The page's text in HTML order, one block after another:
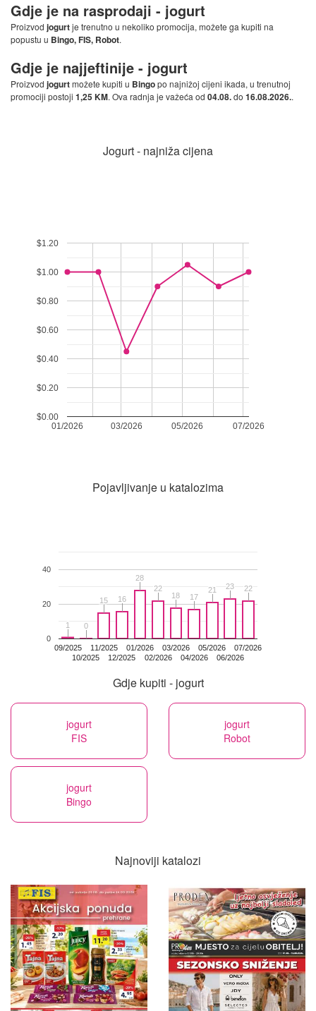
Gdje je na rasprodaji - jogurt
Proizvod jogurtje trenutno u nekoliko promocija, možete ga kupiti na
popustu u Bingo, FIS, Robot.
Gdje je najjeftinije - jogurt
Proizvod jogurtmožete kupiti u Bingopo najnižoj cijeni ikada, u trenutnoj
promociji postoji 1,25 KM. Ova radnja je važeća od 04.08.do 16.08.2026..
Jogurt - najniža cijena
01/2026 03/2026 05/2026 07/2026
$0.00
$0.20
$0.40
$0.60
$0.80
$1.00
$1.20
Pojavljivanje u katalozima
09/2025
10/2025
11/2025
12/2025
01/2026
02/2026
03/2026
04/2026
05/2026
06/2026
07/2026
0
20
40
11 0
0
15
15 16
16
28
28
22
22
18
18 17
17
21
21 23
23 22
22
Gdje kupiti - jogurt
jogurt
FIS
jogurt
Robot
jogurt
Bingo
Najnoviji katalozi